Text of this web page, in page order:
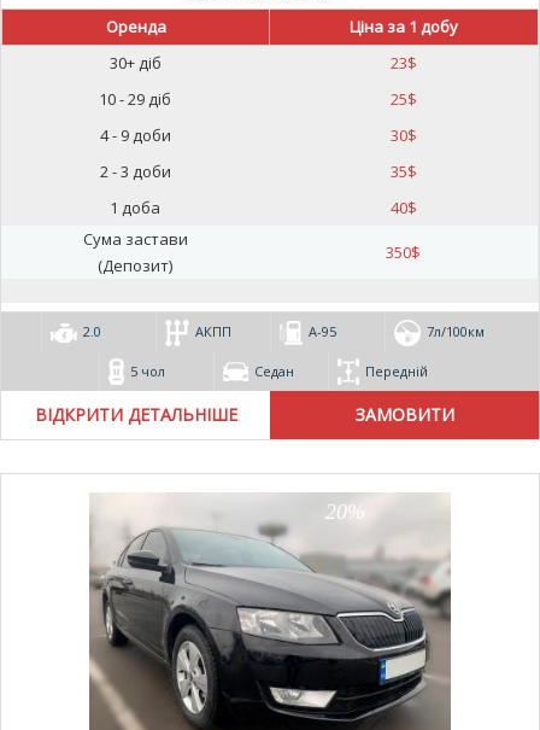
Оренда
Ціна за 1 добу
30+ діб
23$
10 - 29 діб
25$
4 - 9 доби
30$
2 - 3 доби
35$
1 доба
40$
Сума застави
(Депозит)
350$
2.0 АКПП А-95 7л/100км
5 чол Седан Передній
ВІДКРИТИ ДЕТАЛЬНІШЕ
20%